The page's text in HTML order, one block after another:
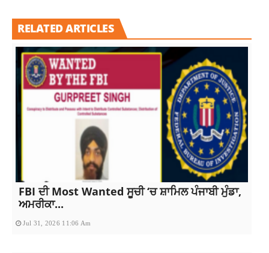
RELATED ARTICLES
FBI ਦੀ Most Wanted ਸੂਚੀ ‘ਚ ਸ਼ਾਮਿਲ ਪੰਜਾਬੀ ਮੁੰਡਾ,
ਅਮਰੀਕਾ...
Jul 31, 2026 11:06 Am